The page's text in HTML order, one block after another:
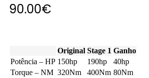
90.00€
Original Stage 1 Ganho
Potência – HP 150hp 190hp
40hp
Torque – NM 320Nm 400Nm 80Nm